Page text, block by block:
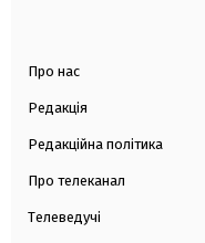
Про нас
Редакція
Редакційна політика
Про телеканал
Телеведучі